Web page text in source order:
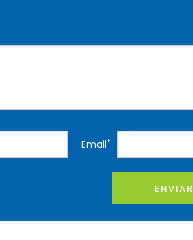
Email*
ENVIAR